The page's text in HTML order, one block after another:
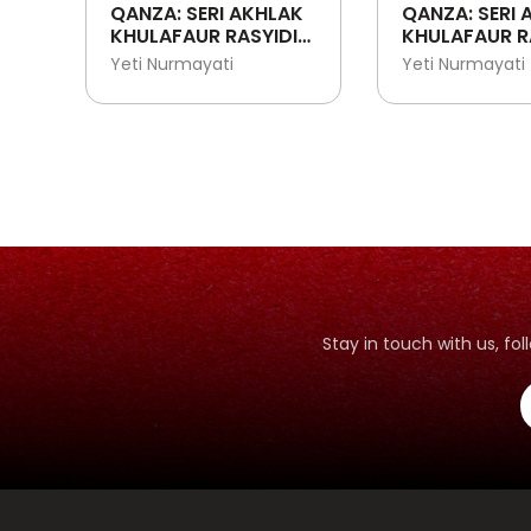
QANZA: SERI AKHLAK
KHULAFAUR RASYIDIN:
ABU BAKAR ASH-
SHIDDIQ - SAHABAT
RASULULLAH YANG
Yeti Nurmayati
QANZA: SERI
KHULAFAUR
UMAR BIN
RASULULLAH
Yeti Nurmayati
Stay in touch with us,